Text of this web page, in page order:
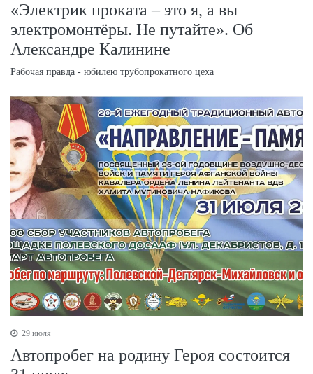
«Электрик проката – это я, а вы
электромонтёры. Не путайте». Об
Александре Калинине
Рабочая правда - юбилею трубопрокатного цеха
29 июля
Автопробег на родину Героя состоится